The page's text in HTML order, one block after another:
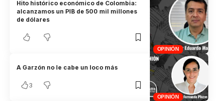
OPINIÓN
Hito histórico económico de Colombia:
alcanzamos un PIB de 500 mil millones
de dólares
OPINIÓN
A Garzón no le cabe un loco más
3